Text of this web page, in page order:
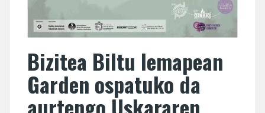
Bizitea Biltu lemapean
Garden ospatuko da
aurtengo Uskararen